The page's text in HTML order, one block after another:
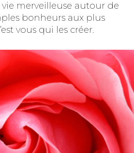
merveilleuse autour de
bonheurs aux plus
vous qui les créer.